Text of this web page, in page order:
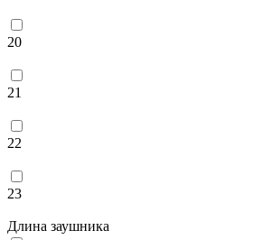
20
21
22
23
Длина заушника